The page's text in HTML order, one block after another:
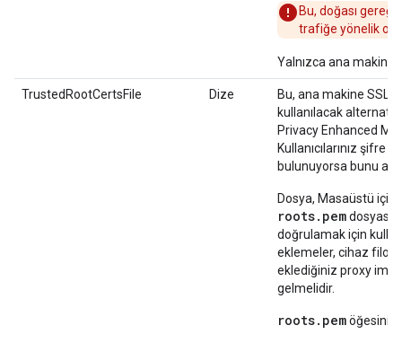
Bu, doğası
trafiğe yönelik
Yalnızca ana makine
TrustedRootCertsFile Dize
Bu, ana makine SSL
kullanılacak
Privacy Enhanced
Kullanıcılarınız şifre
bulunuyorsa bunu
Dosya, Masaüstü için
roots.pem
doğrulamak için
eklemeler, cihaz
eklediğiniz proxy
gelmelidir.
roots.pemöğesini